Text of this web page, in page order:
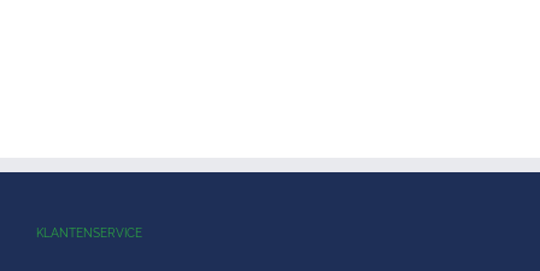
KLANTENSERVICE